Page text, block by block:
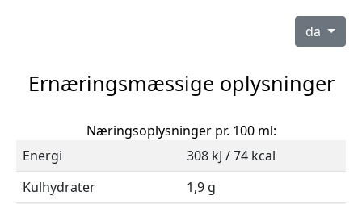
da
Ernæringsmæssige oplysninger
Næringsoplysninger pr. 100 ml:
Energi
308 kJ / 74 kcal
Kulhydrater
1,9 g